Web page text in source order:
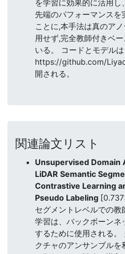
を学習に効果的に活用
先端のパフォーマンスを
ことに,本手法は真のア
用せず,完全教師付きベ
いる。 コードとモデルは
https://github.com/
開される。
関連論文リスト
Unsupervised Domain
LiDAR Semantic
Contrastive Learning
Pseudo Labeling
セグメントレベルでの教
学習は、バックボーンネ
するために使用される。
クチャのアンサンブル